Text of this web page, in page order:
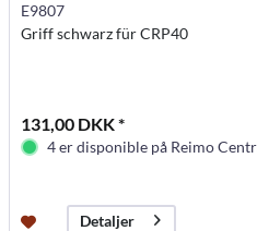
E9807
Griff schwarz für CRP40
131,00 DKK *
4 er disponible på Reimo
Detaljer